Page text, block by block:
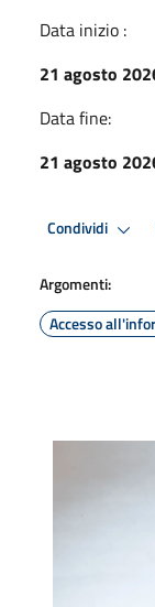
Data inizio :
21 agosto
Data fine:
21 agosto
Condividi
Argomenti:
Accesso